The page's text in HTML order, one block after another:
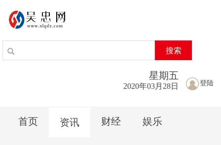
搜索
登陆
星期五
2020年03月28日
首页 资讯 财经 娱乐